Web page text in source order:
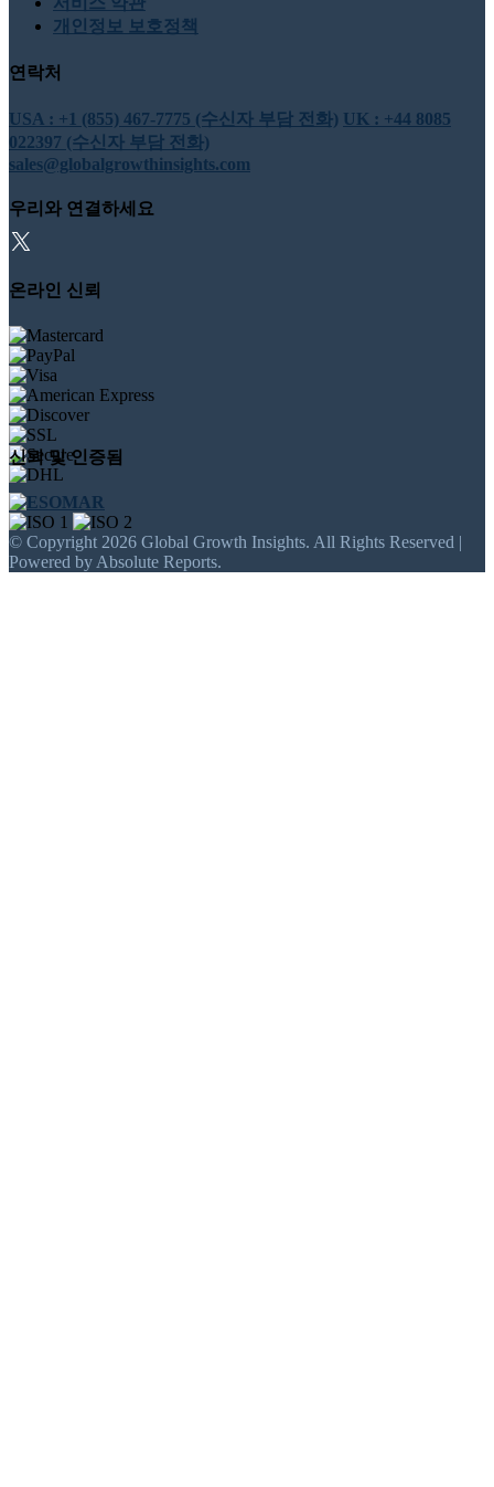
개인정보 보호정책
연락처
USA : +1 (855) 467-7775 (수신자 부담 전화) UK : +44 8085
022397 (수신자 부담 전화)
sales@globalgrowthinsights.com
우리와 연결하세요
온라인 신뢰
신뢰 및 인증됨
© Copyright 2026 Global Growth Insights. All Rights Reserved |
Powered by Absolute Reports.